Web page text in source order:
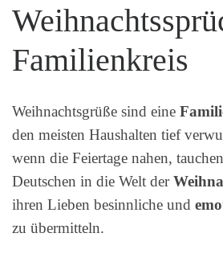
Familienkreis
Weihnachtsgrüße sind eine
den meisten Haushalten tief
wenn die Feiertage nahen,
Deutschen in die Welt der
ihren Lieben besinnliche und
zu übermitteln.